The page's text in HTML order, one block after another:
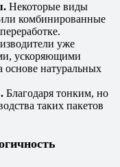
Некоторые виды
комбинированные
уже
ускоряющими
основе натуральных
Благодаря тонким, но
таких пакетов